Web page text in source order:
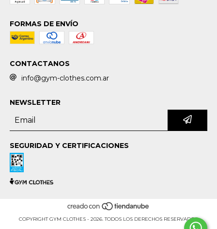
FORMAS DE ENVÍO
CONTACTANOS
info@gym-clothes.com.ar
NEWSLETTER
SEGURIDAD Y CERTIFICACIONES
COPYRIGHT GYM CLOTHES - 2026. TODOS LOS DERECHOS RESERVADOS.